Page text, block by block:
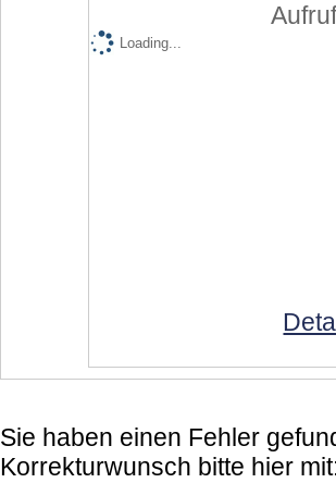
Loading...
Sie haben einen Fehler
Korrekturwunsch bitte hier